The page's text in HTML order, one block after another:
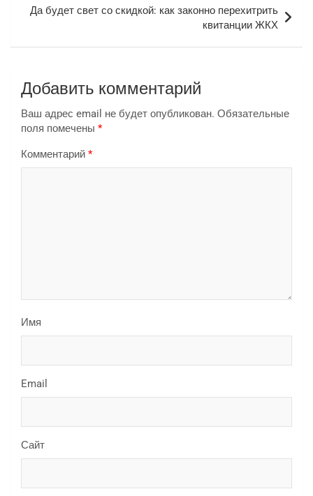
Да будет свет со скидкой: как законно перехитрить
квитанции ЖКХ
Добавить комментарий
Ваш адрес email не будет опубликован. Обязательные
поля помечены *
Комментарий *
Имя
Email
Сайт